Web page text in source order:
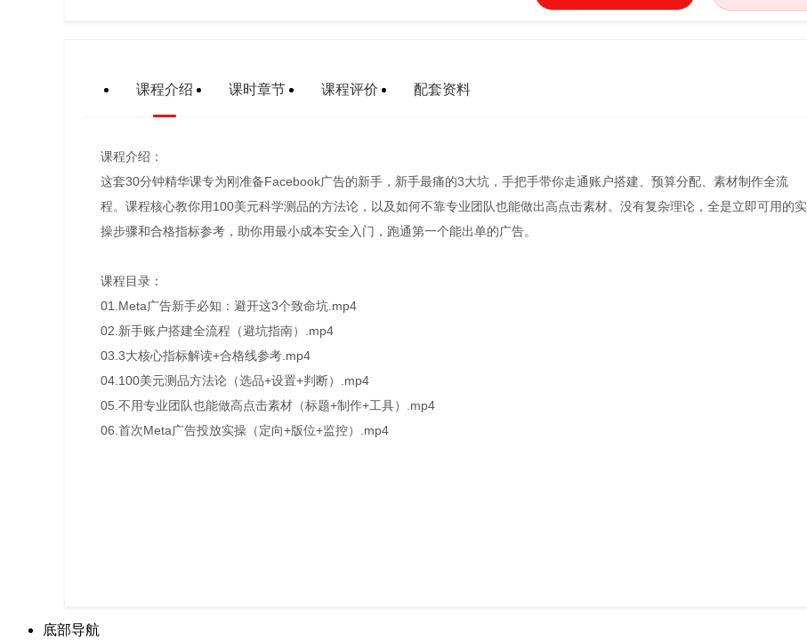
课程介绍 课时章节 课程评价 配套资料
课程介绍：
这套30分钟精华课专为刚准备Facebook广告的新手，新手最痛的3大坑，手把手带你走通账户搭建、预算分配、素材制作全流
程。课程核心教你用100美元科学测品的方法论，以及如何不靠专业团队也能做出高点击素材。没有复杂理论，全是立即可用的实
操步骤和合格指标参考，助你用最小成本安全入门，跑通第一个能出单的广告。
课程目录：
01.Meta广告新手必知：避开这3个致命坑.mp4
02.新手账户搭建全流程（避坑指南）.mp4
03.3大核心指标解读+合格线参考.mp4
04.100美元测品方法论（选品+设置+判断）.mp4
05.不用专业团队也能做高点击素材（标题+制作+工具）.mp4
06.首次Meta广告投放实操（定向+版位+监控）.mp4
底部导航